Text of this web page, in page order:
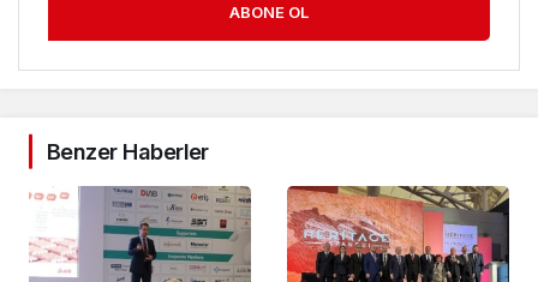
ABONE OL
Benzer Haberler